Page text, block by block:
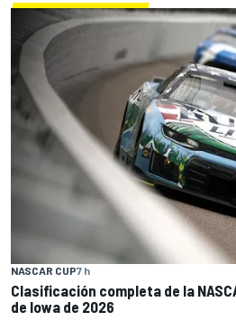
NASCAR CUP7 h
Clasificación completa de la
de Iowa de 2026